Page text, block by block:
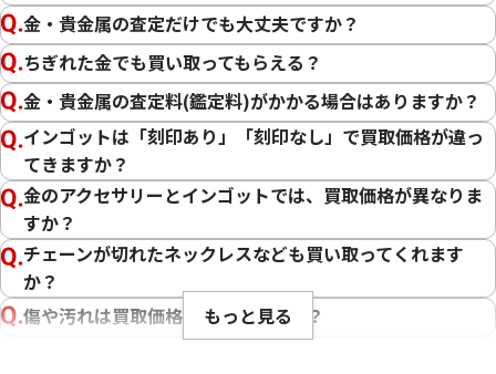
金・貴金属の査定だけでも大丈夫ですか？
ちぎれた金でも買い取ってもらえる？
金・貴金属の査定料(鑑定料)がかかる場合はありますか？
インゴットは「刻印あり」「刻印なし」で買取価格が違っ
てきますか？
金のアクセサリーとインゴットでは、買取価格が異なりま
すか？
チェーンが切れたネックレスなども買い取ってくれます
か？
傷や汚れは買取価格に影響しますか？
もっと見る